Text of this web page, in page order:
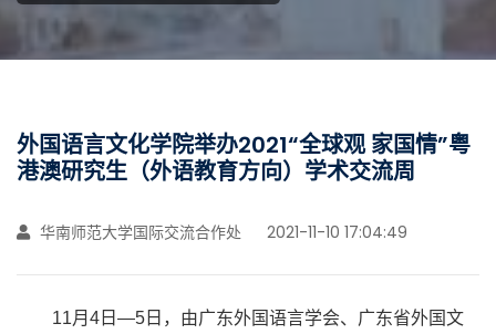
外国语言文化学院举办2021“全球观 家国情”粤
港澳研究生（外语教育方向）学术交流周
华南师范大学国际交流合作处 2021-11-10 17:04:49
11月4日—5日，由广东外国语言学会、广东省外国文